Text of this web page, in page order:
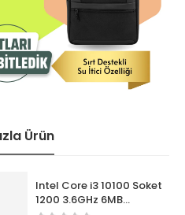
Ürün
Intel Core i3 10100 Soket
1200 3.6GHz 6MB